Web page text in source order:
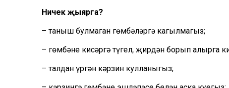
Ничек җыярга?
–таныш булмаган гөмбәләргә кагылмагыз;
– гөмбәне кисәргә түгел, җирдән борып алырга
– талдан үргән кәрзин кулланыгыз;